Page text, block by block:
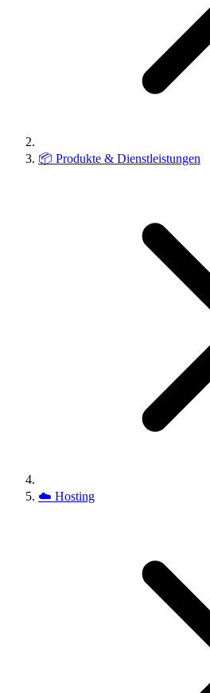
📦 Produkte & Dienstleistungen
☁️ Hosting